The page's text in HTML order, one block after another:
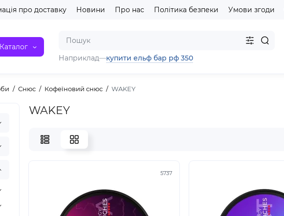
про доставку Новини Про нас Політика безпеки Умови згоди
Каталог
Наприклад—купити ельф бар рф 350
Снюс Кофеїновий снюс WAKEY
WAKEY
5737